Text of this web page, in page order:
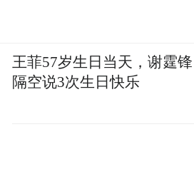
王菲57岁生日当天，谢霆锋
隔空说3次生日快乐